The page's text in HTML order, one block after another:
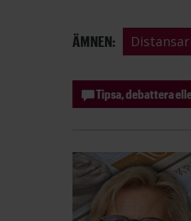
ÄMNEN:
Tipsa, debattera